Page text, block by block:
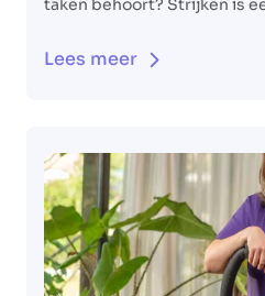
taken behoort? Strijken is
Lees meer